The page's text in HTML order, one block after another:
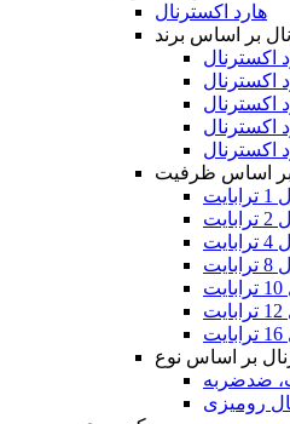
هارد اکسترنال
بر اساس برند
بر اساس ظرفیت
بر اساس نوع
ضدضربه
رومیزی